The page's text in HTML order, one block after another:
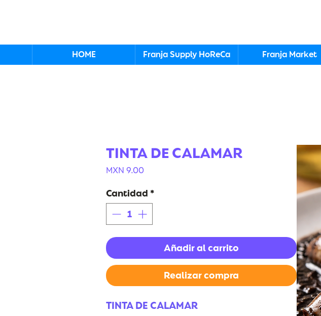
HOME Franja Supply HoReCa Franja Market
TINTA DE CALAMAR
MXN 9.00
Cantidad *
Añadir al carrito
Realizar compra
TINTA DE CALAMAR